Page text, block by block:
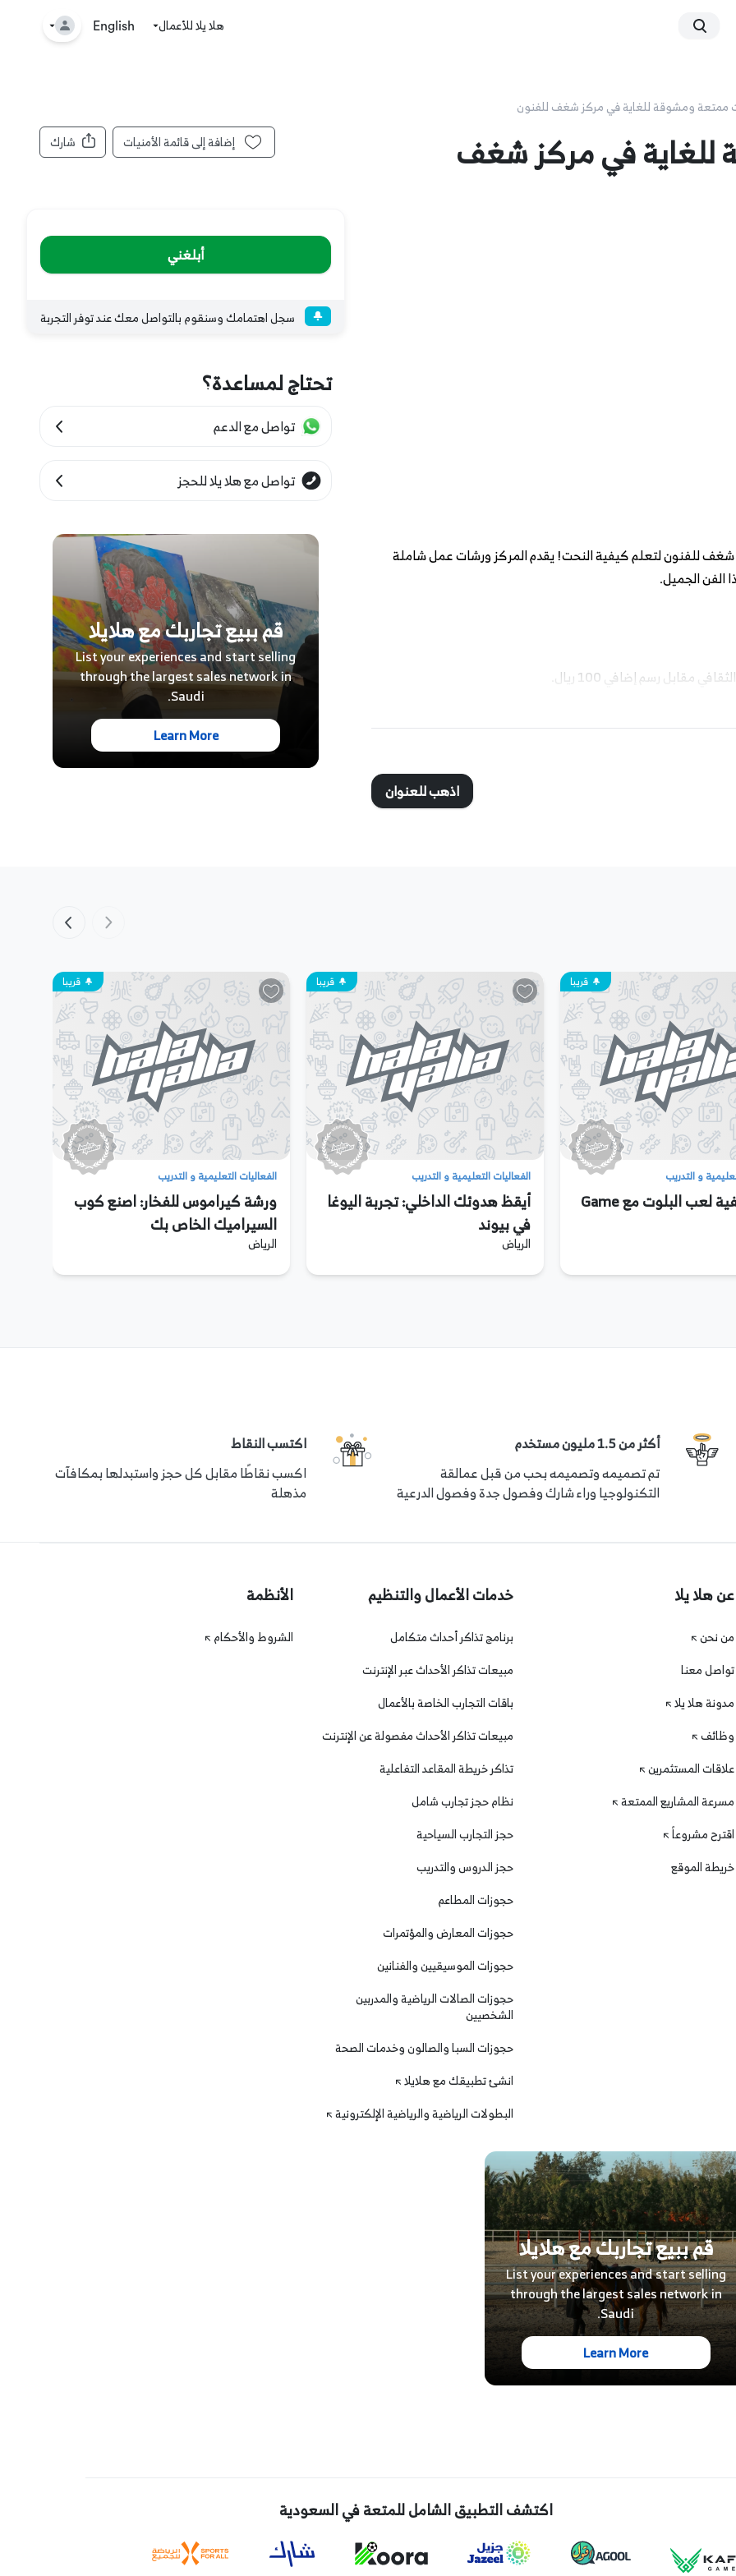
🤘
هلا يلا للأعمال English
ممتعة ومشوقة للغاية في مركز شغف للفنون
شارك
إضافة إلى قائمة الأمنيات في مركز شغف
شغف للفنون لتعلم كيفية النحت! يقدم المركز ورشات عمل شاملة
الجميل.
رسم إضافي 100 ريال.
حول الحجز، فيمكنكم التواصل مع فريق الدعم الخاص بنا عبر وسائل
في هذه الصفحة.
اذهب للعنوان
أبلغني
سجل اهتمامك وسنقوم بالتواصل معك عند توفر التجربة
تحتاج لمساعدة؟
تواصل مع الدعم
تواصل مع هلا يلا للحجز
قم ببيع تجاربك مع هلايلا
List your experiences and start selling
through the largest sales network in
Saudi.
Learn More
قريبا
و التدريب
تعلم كيفية لعب البلوت مع Game
قريبا
الفعاليات التعليمية و التدريب
أيقظ هدوئك الداخلي: تجربة اليوغا
في بيوند
الرياض
قريبا
الفعاليات التعليمية و التدريب
ورشة كيراموس للفخار: اصنع كوب
السيراميك الخاص بك
الرياض
أكثر من 1.5 مليون مستخدم
تم تصميمه وتصميمه بحب من قبل عمالقة
التكنولوجيا وراء شارك وفصول جدة وفصول الدرعية
اكتسب النقاط
اكسب نقاطًا مقابل كل حجز واستبدلها بمكافآت
مذهلة
عن هلا يلا
من نحن
تواصل معنا
مدونة هلا يلا
وظائف
علاقات المستثمرين
مسرعة المشاريع الممتعة
اقترح مشروعاً
خريطة الموقع
خدمات الأعمال والتنظيم
برنامج تذاكر أحداث متكامل
مبيعات تذاكر الأحداث عبر الإنترنت
باقات التجارب الخاصة بالأعمال
مبيعات تذاكر الأحداث مفصولة عن الإنترنت
تذاكر خريطة المقاعد التفاعلية
نظام حجز تجارب شامل
حجز التجارب السياحية
حجز الدروس والتدريب
حجوزات المطاعم
حجوزات المعارض والمؤتمرات
حجوزات الموسيقيين والفنانين
حجوزات الصالات الرياضية والمدربين
الشخصيين
حجوزات السبا والصالون وخدمات الصحة
انشئ تطبيقك مع هلايلا
البطولات الرياضية والرياضية الإلكترونية
الأنظمة
الشروط والأحكام
قم ببيع تجاربك مع هلايلا
List your experiences and start selling
through the largest sales network in
Saudi.
Learn More
اكتشف التطبيق الشامل للمتعة في السعودية